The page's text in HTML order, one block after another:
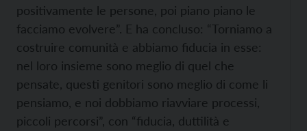
positivamente le persone, poi piano piano le
facciamo evolvere”. E ha concluso: “Torniamo a
costruire comunità e abbiamo fiducia in esse:
nel loro insieme sono meglio di quel che
pensate, questi genitori sono meglio di come li
pensiamo, e noi dobbiamo riavviare processi,
piccoli percorsi”, con “fiducia, duttilità e